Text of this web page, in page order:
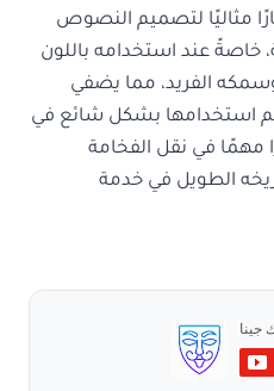
مثاليًا لتصميم النصوص
خاصةً عند استخدامه باللون
وسمكه الفريد، مما يضفي
استخدامها بشكل شائع في
مهمًا في نقل الفخامة
الطويل في خدمة